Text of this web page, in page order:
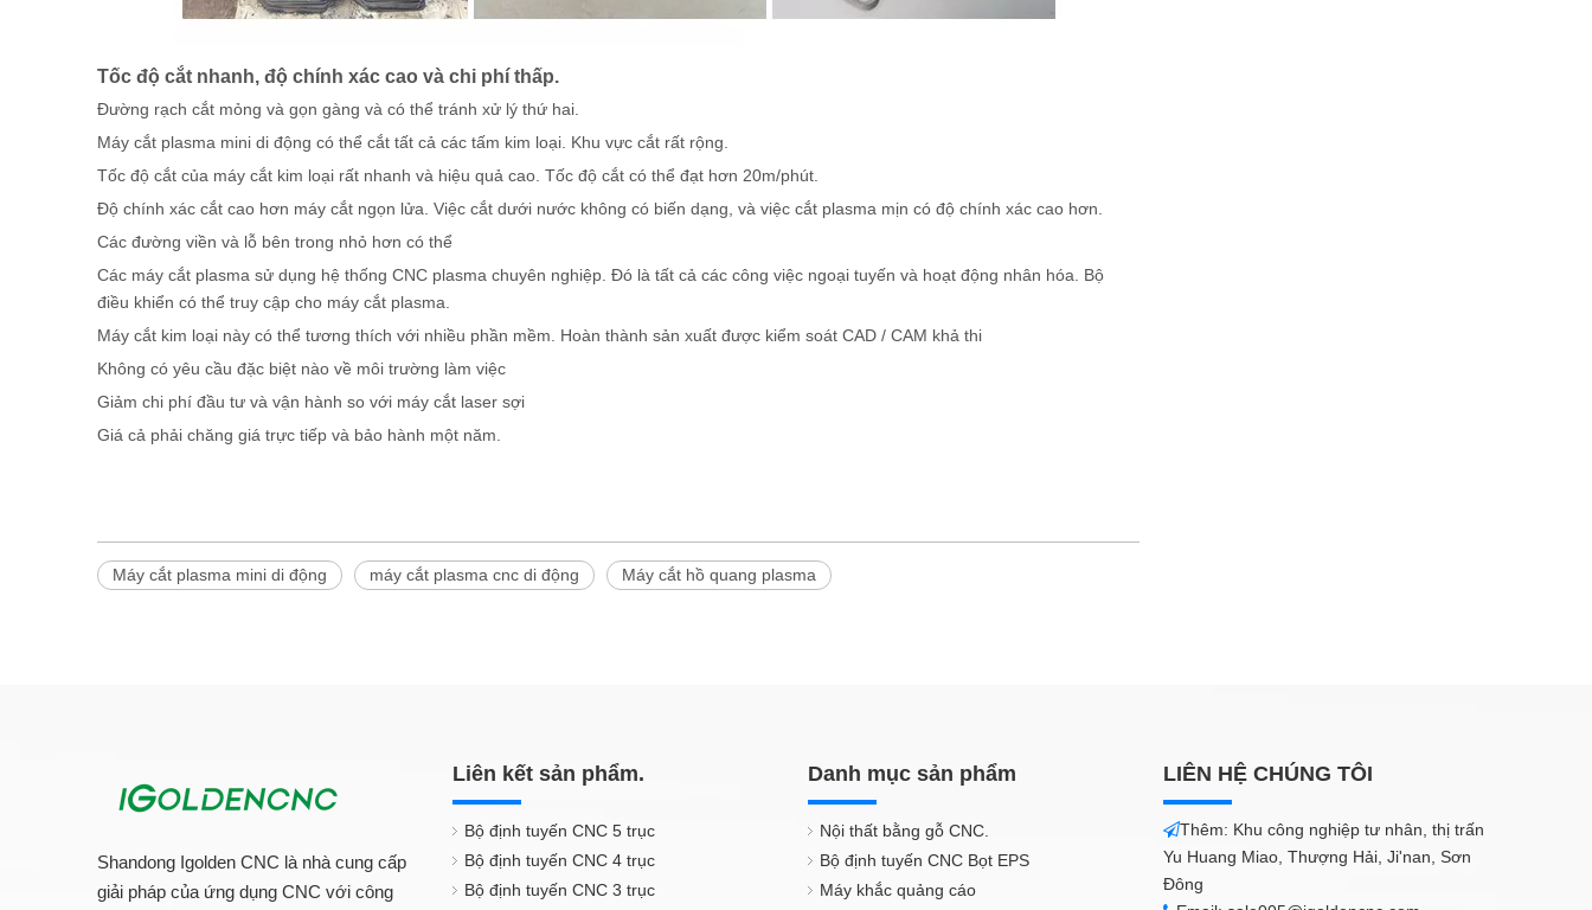
Tốc độ cắt nhanh, độ chính xác cao và chi phí thấp.
Đường rạch cắt mỏng và gọn gàng và có thể tránh xử lý thứ hai.
Máy cắt plasma mini di động có thể cắt tất cả các tấm kim loại. Khu vực cắt rất rộng.
Tốc độ cắt của máy cắt kim loại rất nhanh và hiệu quả cao. Tốc độ cắt có thể đạt hơn 20m/phút.
Độ chính xác cắt cao hơn máy cắt ngọn lửa. Việc cắt dưới nước không có biến dạng, và việc cắt plasma mịn có độ chính xác cao hơn.
Các đường viền và lỗ bên trong nhỏ hơn có thể
Các máy cắt plasma sử dụng hệ thống CNC plasma chuyên nghiệp. Đó là tất cả các công việc ngoại tuyến và hoạt động nhân hóa. Bộ
điều khiển có thể truy cập cho máy cắt plasma.
Máy cắt kim loại này có thể tương thích với nhiều phần mềm. Hoàn thành sản xuất được kiểm soát CAD / CAM khả thi
Không có yêu cầu đặc biệt nào về môi trường làm việc
Giảm chi phí đầu tư và vận hành so với máy cắt laser sợi
Giá cả phải chăng giá trực tiếp và bảo hành một năm.
Máy cắt plasma mini di động máy cắt plasma cnc di động Máy cắt hồ quang plasma
Shandong Igolden CNC là nhà cung cấp
giải pháp của ứng dụng CNC với công
Liên kết sản phẩm.
Bộ định tuyến CNC 5 trục
Bộ định tuyến CNC 4 trục
Bộ định tuyến CNC 3 trục
Danh mục sản phẩm
Nội thất bằng gỗ CNC.
Bộ định tuyến CNC Bọt EPS
Máy khắc quảng cáo
LIÊN HỆ CHÚNG TÔI
Thêm: Khu công nghiệp tư nhân, thị trấn
Yu Huang Miao, Thượng Hải, Ji'nan, Sơn
Đông